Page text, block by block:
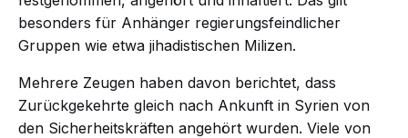
besonders für Anhänger regierungsfeindlicher
Gruppen wie etwa jihadistischen Milizen.
Mehrere Zeugen haben davon berichtet, dass
Zurückgekehrte gleich nach Ankunft in Syrien von
den Sicherheitskräften angehört wurden. Viele von